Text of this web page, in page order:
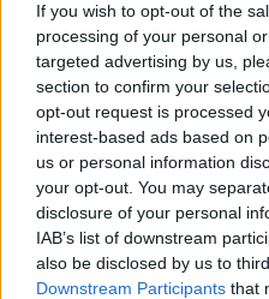
If you wish to opt-out of the
processing of your personal
targeted advertising by us,
section to confirm your
opt-out request is processed
interest-based ads based on
us or personal information
your opt-out. You may
disclosure of your personal
IAB’s list of downstream
also be disclosed by us to
Downstream Participants that
3 σειρές που πρέπει
Σας τις προτείνουμε
ΠΡΙΝ 170 ΕΒΔΟΜΆΔΕΣ